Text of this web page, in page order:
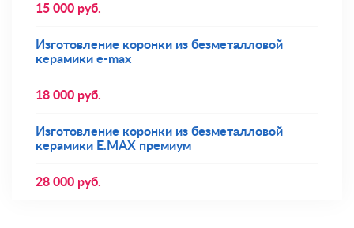
15 000 руб.
Изготовление коронки из безметалловой
керамики e-max
18 000 руб.
Изготовление коронки из безметалловой
керамики E.MAX премиум
28 000 руб.